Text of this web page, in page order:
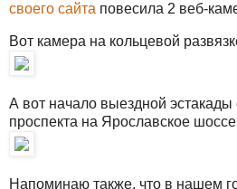
своего сайта повесила 2 веб-
Вот камера на кольцевой
А вот начало выездной эстакады
проспекта на Ярославское
Напоминаю также, что в нашем